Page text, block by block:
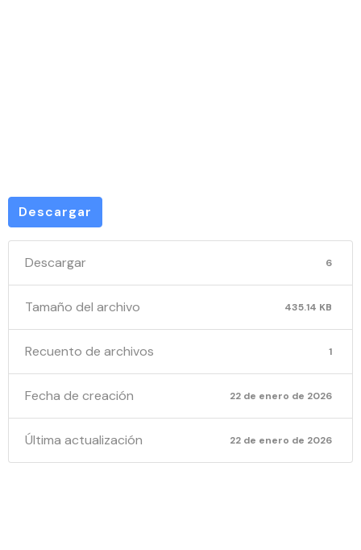
Descargar
Descargar 6
Tamaño del archivo 435.14 KB
Recuento de archivos 1
Fecha de creación 22 de enero de 2026
Última actualización 22 de enero de 2026